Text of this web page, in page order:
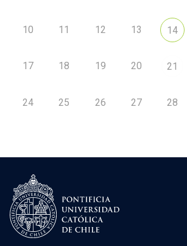
10 11 12 13 14
17 18 19 20 21
24 25 26 27 28